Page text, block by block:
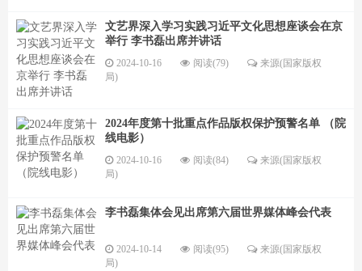
文艺界深入学习实践习近平文化思想座谈会在京
举行 李书磊出席并讲话
2024-10-16 阅读(79)
来源(国家版权
局)
2024年度第十批重点作品版权保护预警名单 （院
线电影）
2024-10-16 阅读(84)
来源(国家版权
局)
李书磊集体会见出席第六届世界媒体峰会代表
2024-10-14 阅读(95)
来源(国家版权
局)